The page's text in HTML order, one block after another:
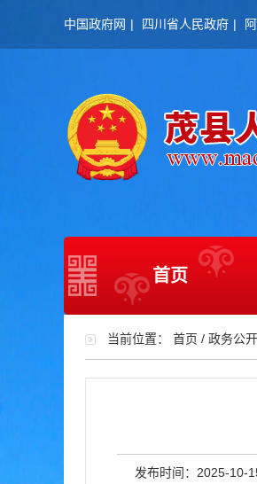
中国政府网 | 四川省人民政府 |
首页
当前位置： 首页 / 政务公开
发布时间：2025-10-